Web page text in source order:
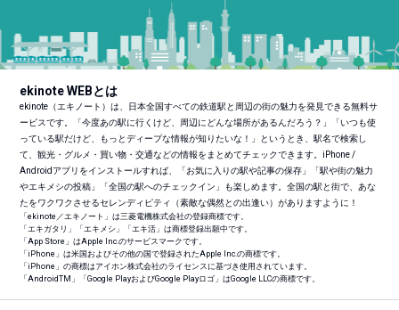
ekinote WEBとは
ekinote（エキノート）は、日本全国すべての鉄道駅と周辺の街の魅力を発見できる無料サ
ービスです。「今度あの駅に行くけど、周辺にどんな場所があるんだろう？」「いつも使
っている駅だけど、もっとディープな情報が知りたいな！」というとき、駅名で検索し
て、観光・グルメ・買い物・交通などの情報をまとめてチェックできます。iPhone /
Androidアプリをインストールすれば、「お気に入りの駅や記事の保存」「駅や街の魅力
やエキメシの投稿」「全国の駅へのチェックイン」も楽しめます。全国の駅と街で、あな
たをワクワクさせるセレンディピティ（素敵な偶然との出逢い）がありますように！
「ekinote／エキノート」は三菱電機株式会社の登録商標です。
「エキガタリ」「エキメシ」「エキ活」は商標登録出願中です。
「App Store」はApple Inc.のサービスマークです。
「iPhone」は米国およびその他の国で登録されたApple Inc.の商標です。
「iPhone」の商標はアイホン株式会社のライセンスに基づき使用されています。
「AndroidTM 」「Google PlayおよびGoogle Playロゴ」はGoogle LLCの商標です。